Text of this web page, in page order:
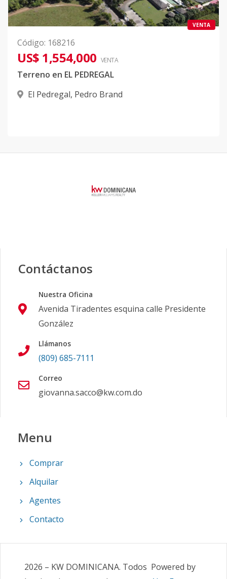
VENTA
Código: 168216
US$ 1,554,000 VENTA
Terreno en EL PEDREGAL
El Pedregal, Pedro Brand
Contáctanos
Nuestra Oficina
Avenida Tiradentes esquina calle Presidente
González
Llámanos
(809) 685-7111
Correo
giovanna.sacco@kw.com.do
Menu
Comprar
Alquilar
Agentes
Contacto
2026 – KW DOMINICANA. Todos Powered by